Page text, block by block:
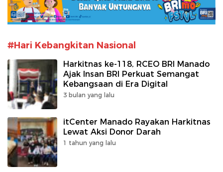
#Hari Kebangkitan Nasional
Harkitnas ke-118, RCEO BRI Manado
Ajak Insan BRI Perkuat Semangat
Kebangsaan di Era Digital
3 bulan yang lalu
itCenter Manado Rayakan Harkitnas
Lewat Aksi Donor Darah
1 tahun yang lalu